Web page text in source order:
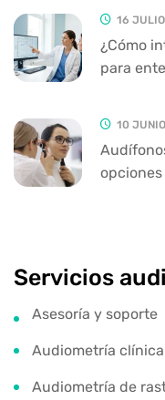
16
¿Cómo
para
10
Servicios
Asesoría y soporte
Audiometría clínica
Audiometría de